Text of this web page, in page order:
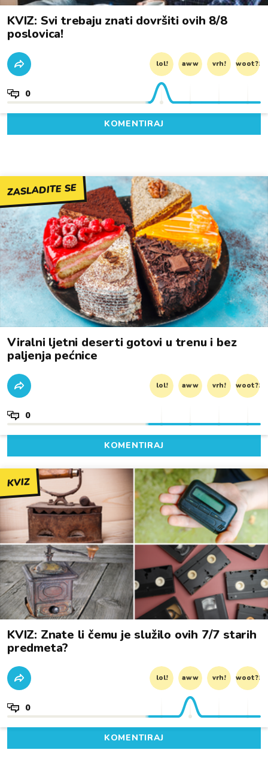
KVIZ: Svi trebaju znati dovršiti ovih 8/8
poslovica!
lol! aww vrh! woot?!
0
KOMENTIRAJ
ZASLADITE SE
Viralni ljetni deserti gotovi u trenu i bez
paljenja pećnice
lol! aww vrh! woot?!
0
KOMENTIRAJ
KVIZ
KVIZ: Znate li čemu je služilo ovih 7/7 starih
predmeta?
lol! aww vrh! woot?!
0
KOMENTIRAJ